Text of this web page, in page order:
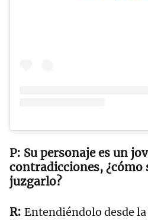
Su personaje es un
contradicciones, ¿cómo
juzgarlo?
Entendiéndolo desde